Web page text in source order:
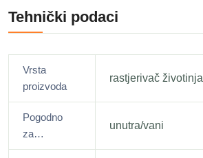
Tehnički podaci
Vrsta
proizvoda
rastjerivač životinja
Pogodno
za…
unutra/vani